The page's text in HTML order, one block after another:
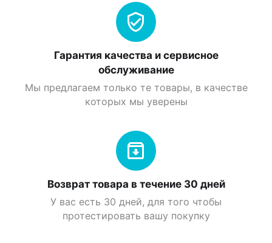
Гарантия качества и сервисное
обслуживание
Мы предлагаем только те товары, в качестве
которых мы уверены
Возврат товара в течение 30 дней
У вас есть 30 дней, для того чтобы
протестировать вашу покупку